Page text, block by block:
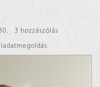
3 hozzászólás